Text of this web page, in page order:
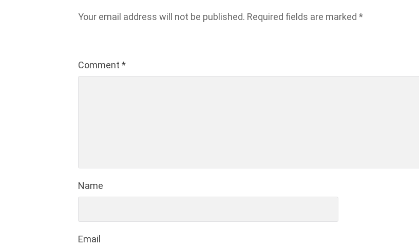
Your email address will not be published. Required fields are marked *
Comment *
Name
Email